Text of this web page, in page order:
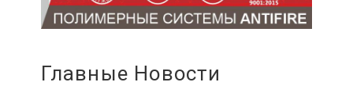
Главные Новости